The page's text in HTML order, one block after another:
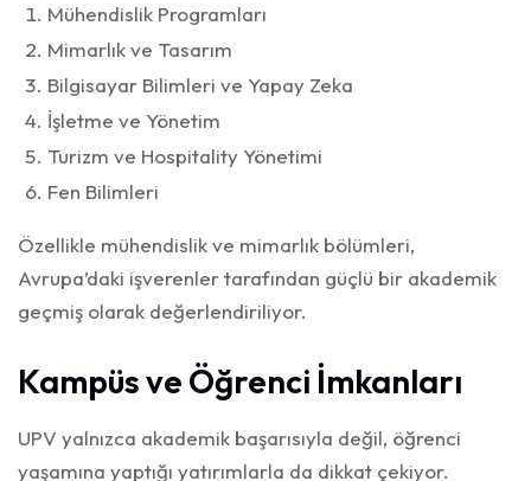
Mühendislik Programları
Mimarlık ve Tasarım
Bilgisayar Bilimleri ve Yapay Zeka
İşletme ve Yönetim
Turizm ve Hospitality Yönetimi
Fen Bilimleri
Özellikle mühendislik ve mimarlık bölümleri,
Avrupa’daki işverenler tarafından güçlü bir akademik
geçmiş olarak değerlendiriliyor.
Kampüs ve Öğrenci İmkanları
UPV yalnızca akademik başarısıyla değil, öğrenci
yaşamına yaptığı yatırımlarla da dikkat çekiyor.